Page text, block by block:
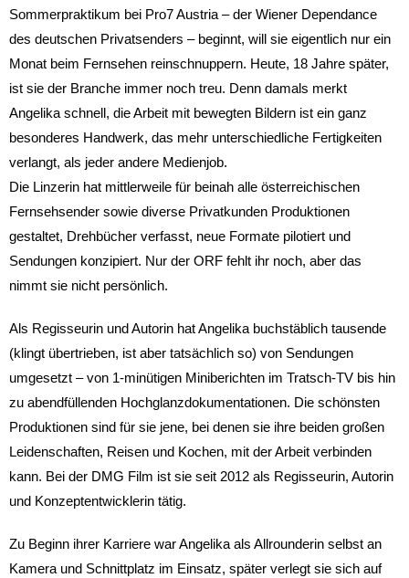
Sommerpraktikum bei Pro7 Austria – der Wiener Dependance
des deutschen Privatsenders – beginnt, will sie eigentlich nur ein
Monat beim Fernsehen reinschnuppern. Heute, 18 Jahre später,
ist sie der Branche immer noch treu. Denn damals merkt
Angelika schnell, die Arbeit mit bewegten Bildern ist ein ganz
besonderes Handwerk, das mehr unterschiedliche Fertigkeiten
verlangt, als jeder andere Medienjob.
Die Linzerin hat mittlerweile für beinah alle österreichischen
Fernsehsender sowie diverse Privatkunden Produktionen
gestaltet, Drehbücher verfasst, neue Formate pilotiert und
Sendungen konzipiert. Nur der ORF fehlt ihr noch, aber das
nimmt sie nicht persönlich.
Als Regisseurin und Autorin hat Angelika buchstäblich tausende
(klingt übertrieben, ist aber tatsächlich so) von Sendungen
umgesetzt – von 1-minütigen Miniberichten im Tratsch-TV bis hin
zu abendfüllenden Hochglanzdokumentationen. Die schönsten
Produktionen sind für sie jene, bei denen sie ihre beiden großen
Leidenschaften, Reisen und Kochen, mit der Arbeit verbinden
kann. Bei der DMG Film ist sie seit 2012 als Regisseurin, Autorin
und Konzeptentwicklerin tätig.
Zu Beginn ihrer Karriere war Angelika als Allrounderin selbst an
Kamera und Schnittplatz im Einsatz, später verlegt sie sich auf